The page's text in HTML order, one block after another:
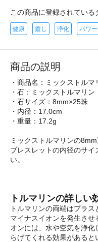
この商品に登録されている
健康 癒し 浄化 パワー
商品の説明
・商品名：ミックストル
・石：ミックストルマリン
・石サイズ：8mm×25珠
・内径：17.0cm
・重量：17.2g
ミックストルマリンの
ブレスレットの内径のサイ
い。
トルマリンの詳しい
トルマリンの両端はプラ
マイナスイオンを発生さ
オンには、水や空気を浄
らげてくれる効果がある